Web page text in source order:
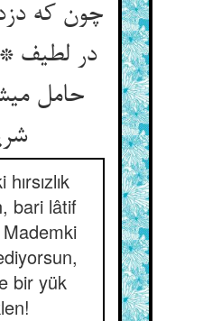
چون که
در لطیف
حامل
bari lâtif
bir yük